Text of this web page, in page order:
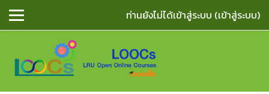
ข้ามไปยังเนื้อหาหลัก
ท่านยังไม่ได้เข้าสู่ระบบ (เข้าสู่ระบบ)